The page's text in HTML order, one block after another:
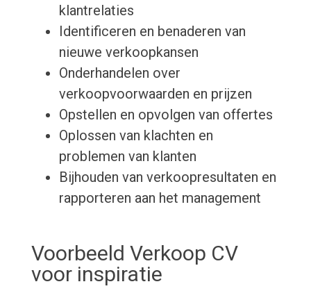
klantrelaties
Identificeren en benaderen van
nieuwe verkoopkansen
Onderhandelen over
verkoopvoorwaarden en prijzen
Opstellen en opvolgen van offertes
Oplossen van klachten en
problemen van klanten
Bijhouden van verkoopresultaten en
rapporteren aan het management
Voorbeeld Verkoop CV
voor inspiratie